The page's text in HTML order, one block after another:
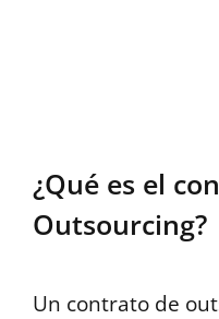
¿Qué es el
Outsourcing?
Un contrato de